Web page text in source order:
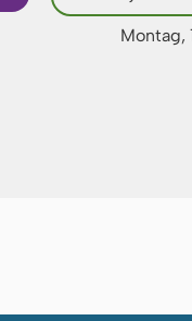
Montag,